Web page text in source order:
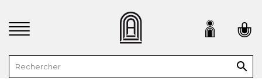
